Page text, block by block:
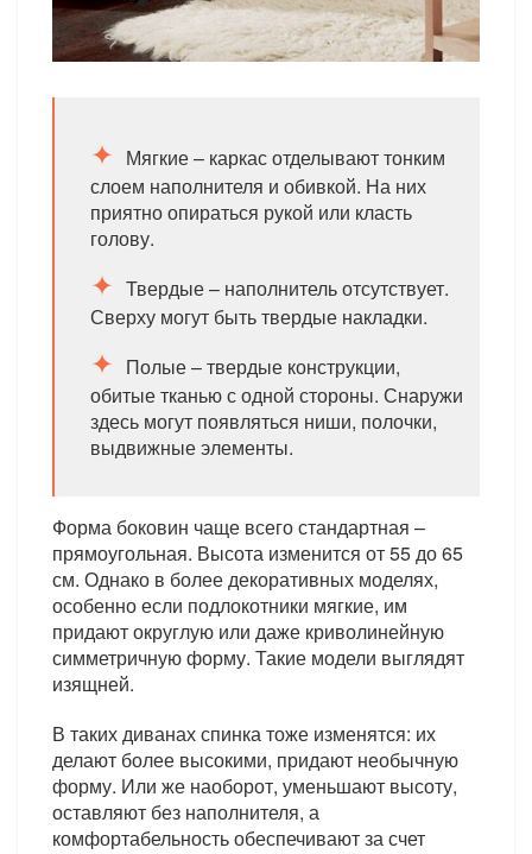
Мягкие – каркас отделывают тонким
слоем наполнителя и обивкой. На них
приятно опираться рукой или класть
голову.
Твердые – наполнитель отсутствует.
Сверху могут быть твердые накладки.
Полые – твердые конструкции,
обитые тканью с одной стороны. Снаружи
здесь могут появляться ниши, полочки,
выдвижные элементы.
Форма боковин чаще всего стандартная –
прямоугольная. Высота изменится от 55 до 65
см. Однако в более декоративных моделях,
особенно если подлокотники мягкие, им
придают округлую или даже криволинейную
симметричную форму. Такие модели выглядят
изящней.
В таких диванах спинка тоже изменятся: их
делают более высокими, придают необычную
форму. Или же наоборот, уменьшают высоту,
оставляют без наполнителя, а
комфортабельность обеспечивают за счет